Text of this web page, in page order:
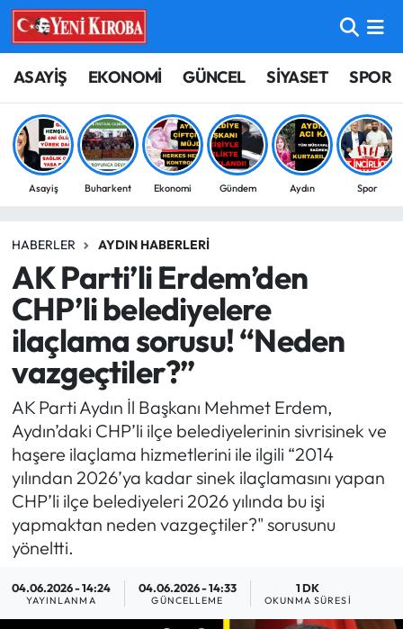
ASAYİŞ EKONOMİ GÜNCEL SİYASET SPOR
Asayiş Buharkent Ekonomi Gündem Aydın Spor
HABERLER AYDIN HABERLERI
AK Parti’li Erdem’den
CHP’li belediyelere
ilaçlama sorusu! “Neden
vazgeçtiler?”
AK Parti Aydın İl Başkanı Mehmet Erdem,
Aydın’daki CHP’li ilçe belediyelerinin sivrisinek ve
haşere ilaçlama hizmetlerini ile ilgili “2014
yılından 2026’ya kadar sinek ilaçlamasını yapan
CHP’li ilçe belediyeleri 2026 yılında bu işi
yapmaktan neden vazgeçtiler?" sorusunu
yöneltti.
04.06.2026 - 14:24
YAYINLANMA
04.06.2026 - 14:33
GÜNCELLEME
1 DK
OKUNMA SÜRESI
ASAYİŞ
BİLİM-TEKNOLOJİ
ÇEVRE
EĞİTİM
EKONOMİ
GÜNCEL
GÜNDEM
MAGAZİN
SAĞLIK
SİYASET
TARIM
Aydın Nöbetçi Eczaneler
Aydın Hava Durumu
Aydin Namaz Vakitleri
Süper Lig Puan Durumu ve Fikstür
Tüm Manşetler
Son Dakika Haberleri
Haber Arşivi